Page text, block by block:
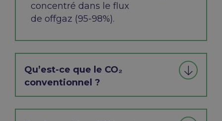
concentré dans le flux
de offgaz (95-98%).
Qu’est-ce que le CO₂
conventionnel ?